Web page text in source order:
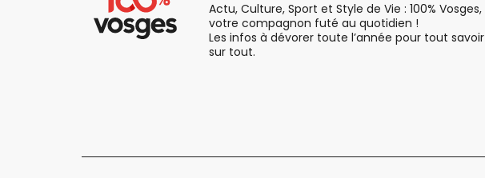
Actu, Culture, Sport et Style de Vie : 100% Vosges,
votre compagnon futé au quotidien !
Les infos à dévorer toute l’année pour tout savoir
sur tout.